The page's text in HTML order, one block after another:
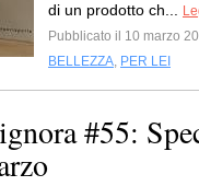
di un prodotto ch...
Pubblicato il 10 marzo
BELLEZZA, PER LEI
#55: